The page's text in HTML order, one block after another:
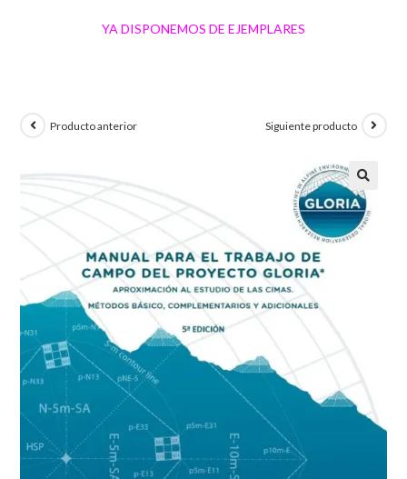
YA DISPONEMOS DE EJEMPLARES
Producto anterior Siguiente producto
🔍